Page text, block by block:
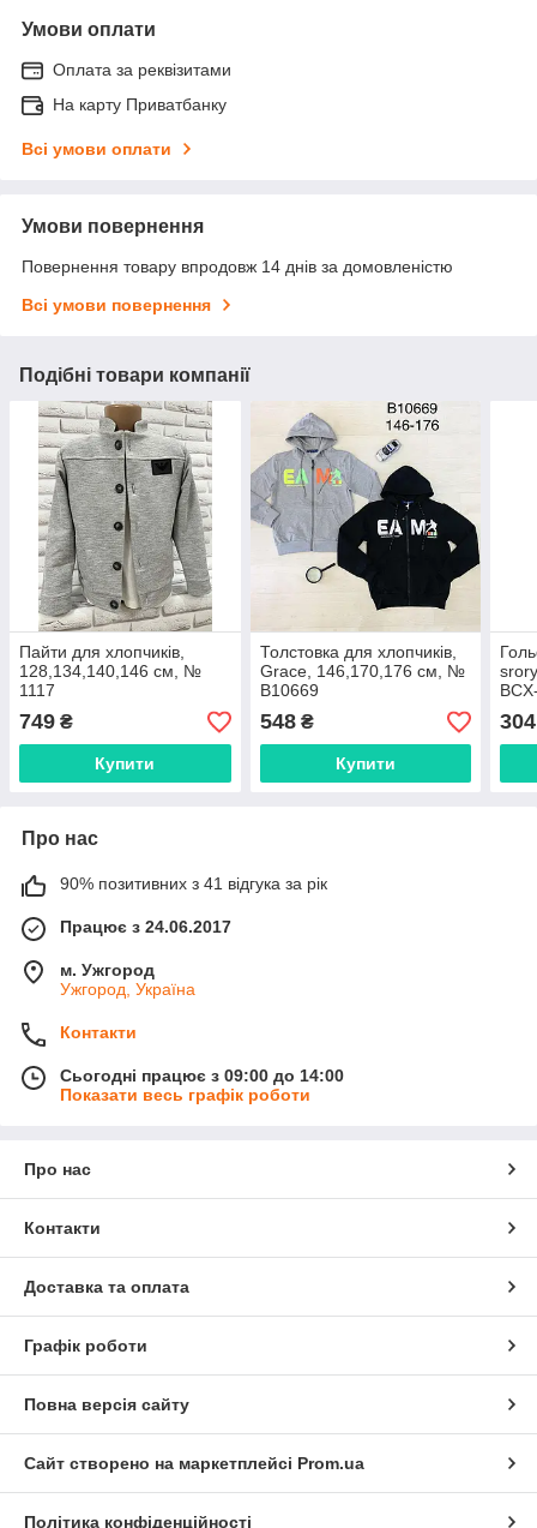
Умови оплати
Оплата за реквізитами
На карту Приватбанку
Всі умови оплати
Умови повернення
Повернення товару впродовж 14 днів за домовленістю
Всі умови повернення
Подібні товари компанії
Пайти для хлопчиків,
128,134,140,146 см, №
1117
749 ₴
Купити
Толстовка для хлопчиків,
Grace, 146,170,176 см, №
В10669
548₴
Купити
304
Про нас
90% позитивних з 41 відгука за рік
Працює з 24.06.2017
м. Ужгород
Ужгород, Україна
Контакти
Сьогодні працює з 09:00 до 14:00
Показати весь графік роботи
Про нас
Контакти
Доставка та оплата
Графік роботи
Повна версія сайту
Сайт створено на маркетплейсі Prom.ua
Політика конфіденційності